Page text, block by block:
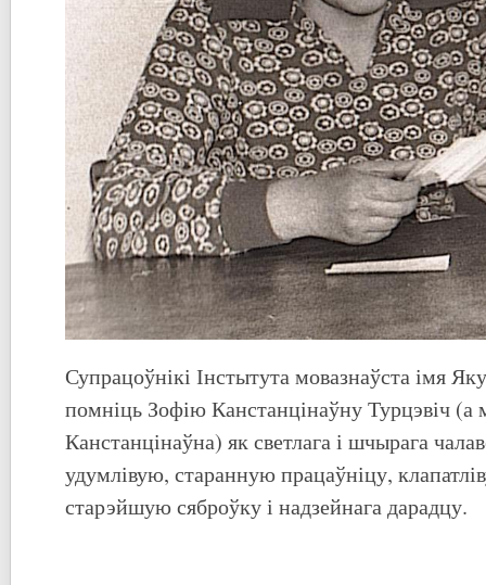
Супрацоўнікі Інстытута мовазнаўста імя
помніць Зофію Канстанцінаўну Турцэвіч (а
Канстанцінаўна) як светлага і шчырага
удумлівую, старанную працаўніцу,
старэйшую сяброўку і надзейнага дарадцу.